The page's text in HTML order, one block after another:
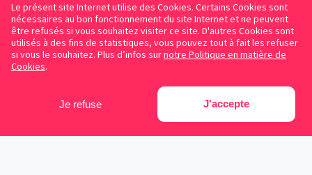
Le présent site Internet utilise des Cookies. Certains Cookies sont
nécessaires au bon fonctionnement du site Internet et ne peuvent
être refusés si vous souhaitez visiter ce site. D'autres Cookies sont
utilisés à des fins de statistiques, vous pouvez tout à fait les refuser
si vous le souhaitez. Plus d’infos surnotre Politique en matière de
Cookies.
Je refuse J'accepte